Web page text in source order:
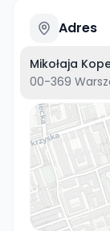
Adres
Mikołaja
00-369